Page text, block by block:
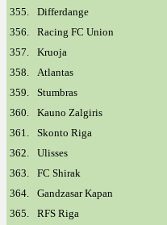
355.
Differdange
356.
Racing FC Union
357.
Kruoja
358.
Atlantas
359.
Stumbras
360.
Kauno Zalgiris
361.
Skonto Riga
362.
Ulisses
363.
FC Shirak
364.
Gandzasar Kapan
365.
RFS Riga